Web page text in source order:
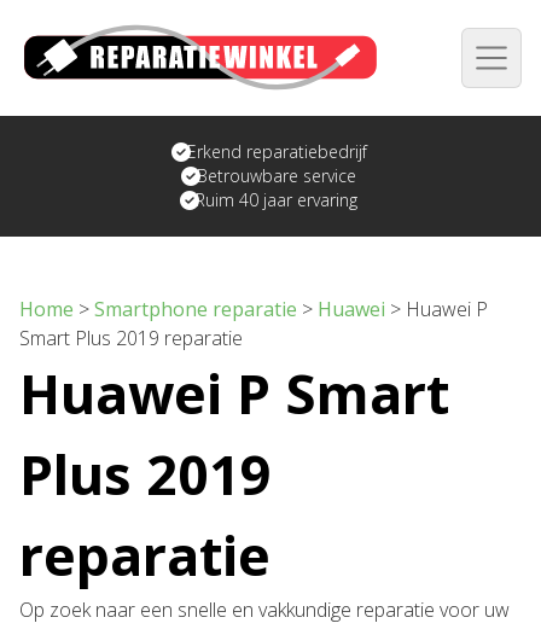
Erkend reparatiebedrijf
Betrouwbare service
Ruim 40 jaar ervaring
Home >Smartphone reparatie > Huawei > Huawei P
Smart Plus 2019 reparatie
Huawei P Smart
Plus 2019
reparatie
Op zoek naar een snelle en vakkundige reparatie voor uw